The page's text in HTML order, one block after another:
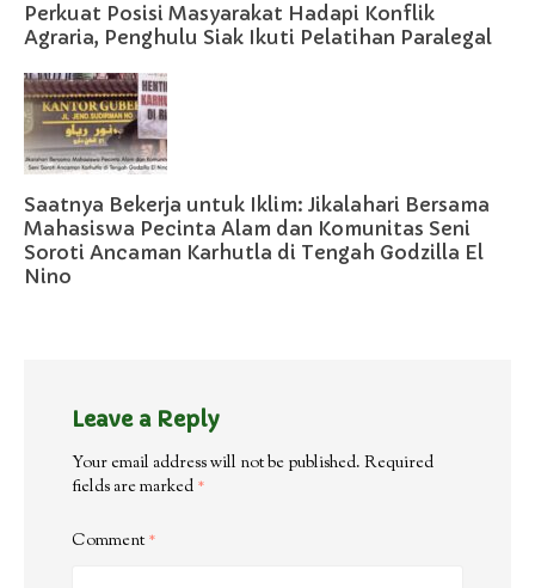
Perkuat Posisi Masyarakat Hadapi Konflik
Agraria, Penghulu Siak Ikuti Pelatihan Paralegal
Saatnya Bekerja untuk Iklim: Jikalahari Bersama
Mahasiswa Pecinta Alam dan Komunitas Seni
Soroti Ancaman Karhutla di Tengah Godzilla El
Nino
Leave a Reply
Your email address will not be published. Required
fields are marked *
Comment*